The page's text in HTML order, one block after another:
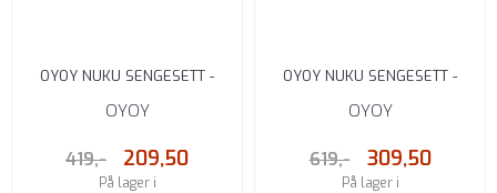
OYOY NUKU SENGESETT -
BABY OFFWHITE
OYOY
419,- 209,50
På lager i
OYOY NUKU SENGESETT -
JUNIOR ICE BLUE
OYOY
619,- 309,50
På lager i